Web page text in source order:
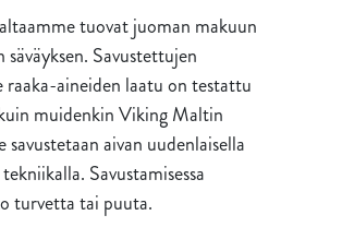
tuovat juoman makuun
säväyksen. Savustettujen
raaka-aineiden laatu on testattu
muidenkin Viking Maltin
aivan uudenlaisella
Savustamisessa
turvetta tai puuta.